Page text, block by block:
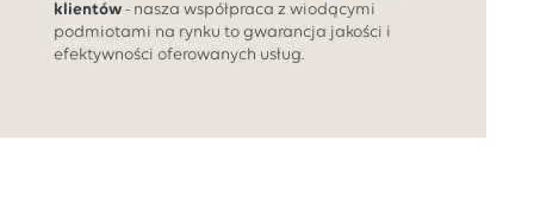
klientów - nasza współpraca z wiodącymi
podmiotami na rynku to gwarancja jakości i
efektywności oferowanych usług.